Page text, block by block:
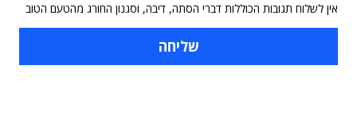
אין לשלוח תגובות הכוללות דברי הסתה, דיבה, וסגנון החורג מהטעם הטוב